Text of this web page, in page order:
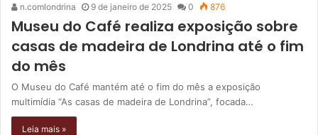
n.comlondrina 9 de janeiro de 2025 0 876
Museu do Café realiza exposição sobre
casas de madeira de Londrina até o fim
do mês
O Museu do Café mantém até o fim do mês a exposição
multimídia “As casas de madeira de Londrina”, focada…
Leia mais »